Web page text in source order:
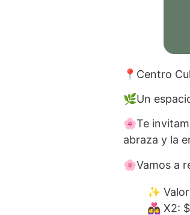
📍Centro
🌿Un
🌸Te
abraza y la
🌸Vamos a
✨
👩‍❤️‍👩